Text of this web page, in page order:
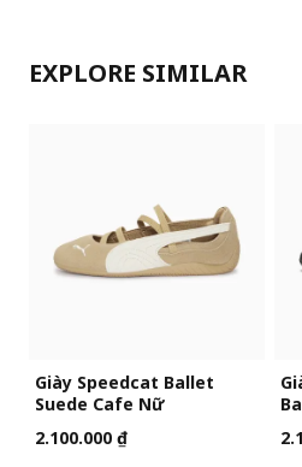
EXPLORE SIMILAR
Giày Speedcat Ballet
Suede Cafe Nữ
2.100.000 ₫